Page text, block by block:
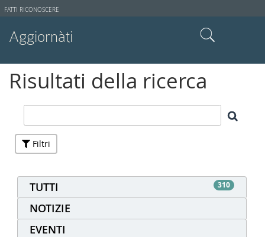
Strumenti
FATTI RICONOSCERE
Aggiornàti
Ricerca avanzata…
Risultati della ricerca
Filtri
TUTTI 310
NOTIZIE
EVENTI